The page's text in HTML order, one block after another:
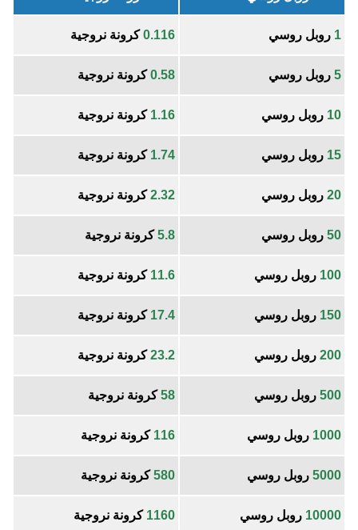
1 روبل روسي 0.116كرونة نروجية
5 روبل روسي 0.58كرونة نروجية
10 روبل روسي 1.16 كرونة نروجية
15 روبل روسي 1.74 كرونة نروجية
20 روبل روسي 2.32كرونة نروجية
50 روبل روسي 5.8كرونة نروجية
100 روبل روسي 11.6 كرونة نروجية
150 روبل روسي 17.4 كرونة نروجية
200 روبل روسي 23.2كرونة نروجية
500 روبل روسي 58كرونة نروجية
1000 روبل روسي 116 كرونة نروجية
5000 روبل روسي 580كرونة نروجية
10000 روبل روسي 1160 كرونة نروجية